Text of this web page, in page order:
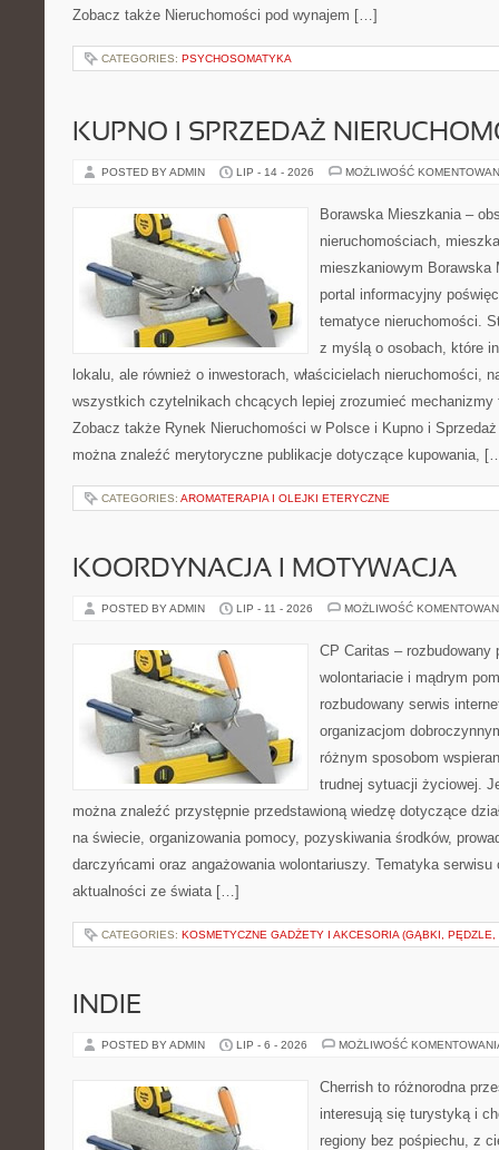
Zobacz także Nieruchomości pod wynajem […]
CATEGORIES: PSYCHOSOMATYKA
KUPNO I SPRZEDAŻ
POSTED BY ADMIN LIP - 14 - 2026 MOŻLIWOŚĆ
Borawska Mieszkania –
nieruchomościach,
mieszkaniowym Borawska
portal informacyjny
tematyce nieruchomości.
z myślą o osobach, które
lokalu, ale również o inwestorach, właścicielach nieruchomości,
wszystkich czytelnikach chcących lepiej zrozumieć mechanizmy
Zobacz także Rynek Nieruchomości w Polsce i Kupno i
można znaleźć merytoryczne publikacje dotyczące kupowania,
CATEGORIES: AROMATERAPIA I OLEJKI ETERYCZNE
KOORDYNACJA I MOTYWACJA
POSTED BY ADMIN LIP - 11 - 2026 MOŻLIWOŚĆ
CP Caritas – rozbudowany
wolontariacie i mądrym
rozbudowany serwis
organizacjom
różnym sposobom
trudnej sytuacji życiowej.
można znaleźć przystępnie przedstawioną wiedzę dotyczące
na świecie, organizowania pomocy, pozyskiwania środków,
darczyńcami oraz angażowania wolontariuszy. Tematyka
aktualności ze świata […]
CATEGORIES: KOSMETYCZNE GADŻETY I AKCESORIA (GĄBKI, PĘDZLE,
INDIE
POSTED BY ADMIN LIP - 6 - 2026 MOŻLIWOŚĆ
Cherrish to różnorodna
interesują się turystyką i
regiony bez pośpiechu, z